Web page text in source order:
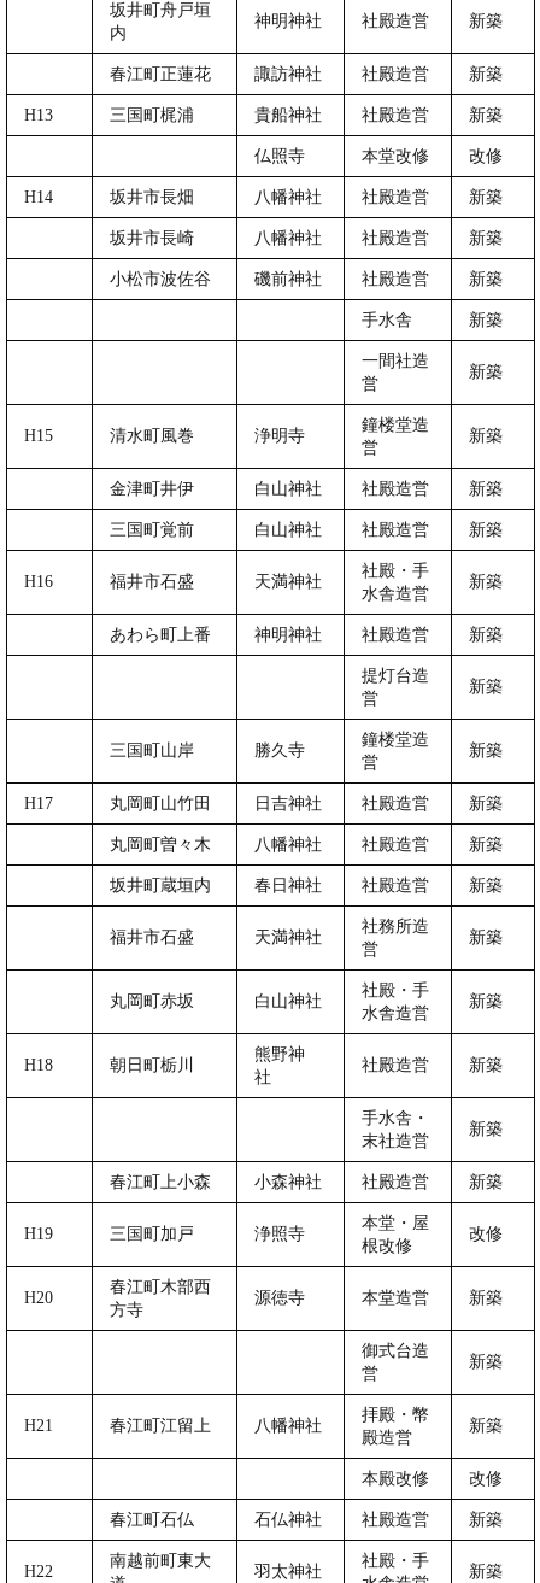
坂井町舟戸垣
内
神明神社 社殿造営 新築
春江町正蓮花 諏訪神社 社殿造営 新築
H13 三国町梶浦 貴船神社 社殿造営 新築
仏照寺 本堂改修 改修
H14 坂井市長畑 八幡神社 社殿造営 新築
坂井市長崎 八幡神社 社殿造営 新築
小松市波佐谷 磯前神社 社殿造営 新築
手水舎 新築
一間社造
営
新築
H15 清水町風巻 浄明寺
鐘楼堂造
営
新築
金津町井伊 白山神社 社殿造営 新築
三国町覚前 白山神社 社殿造営 新築
H16 福井市石盛 天満神社
社殿・手
水舎造営
新築
あわら町上番 神明神社 社殿造営 新築
提灯台造
営
新築
三国町山岸 勝久寺
鐘楼堂造
営
新築
H17 丸岡町山竹田 日吉神社 社殿造営 新築
丸岡町曽々木 八幡神社 社殿造営 新築
坂井町蔵垣内 春日神社 社殿造営 新築
福井市石盛 天満神社
社務所造
営
新築
丸岡町赤坂 白山神社
社殿・手
水舎造営
新築
H18 朝日町栃川
熊野神
社
社殿造営 新築
手水舎・
末社造営
新築
春江町上小森 小森神社 社殿造営 新築
H19 三国町加戸 浄照寺
本堂・屋
根改修
改修
H20
春江町木部西
方寺
源徳寺 本堂造営 新築
御式台造
営
新築
H21 春江町江留上 八幡神社
拝殿・幣
殿造営
新築
本殿改修 改修
春江町石仏 石仏神社 社殿造営 新築
H22
南越前町東大
羽太神社
社殿・手
新築